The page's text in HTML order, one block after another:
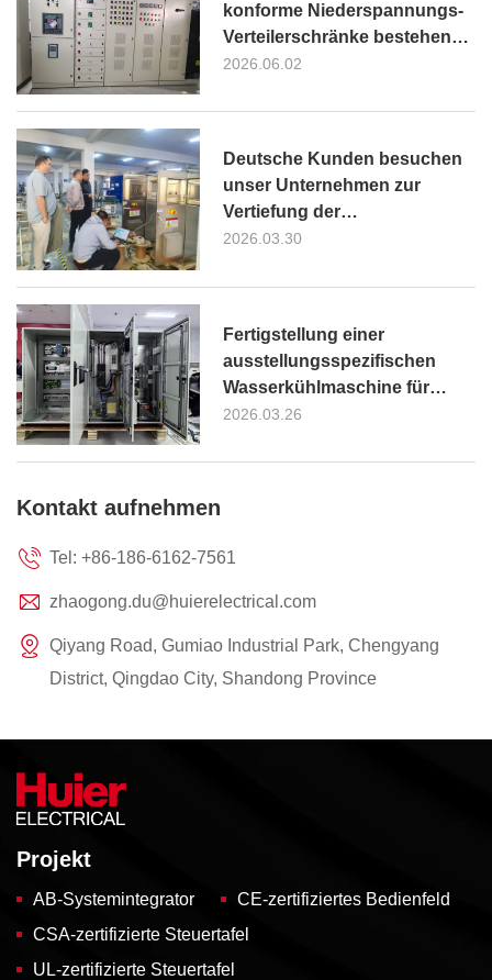
konforme Niederspannungs-
Verteilerschränke bestehen
die Abnahme und
brasilianische Biogas-
Projekt
2026.06.02
Deutsche Kunden besuchen
unser Unternehmen zur
Vertiefung der
Zusammenarbeit bei
ProduktenUL508A, CSA22.2,
6300A EN IEC61439
2026.03.30
Fertigstellung einer
ausstellungsspezifischen
Wasserkühlmaschine für
Australien AS61439
2026.03.26
Kontakt aufnehmen
Tel: +86-186-6162-7561
zhaogong.du@huierelectrical.com
Qiyang Road, Gumiao Industrial Park, Chengyang
District, Qingdao City, Shandong Province
Projekt
AB-Systemintegrator
CE-zertifiziertes Bedienfeld
CSA-zertifizierte Steuertafel
UL-zertifizierte Steuertafel